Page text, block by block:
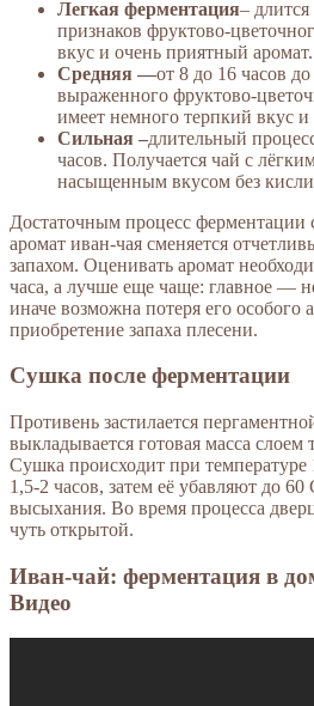
Легкая ферментация–
признаков фруктово-
вкус и очень приятный аромат.
Средняя —от 8 до 16 часов
выраженного фруктово-
имеет немного терпкий вкус
Сильная –длительный
часов. Получается чай с
насыщенным вкусом без
Достаточным процесс ферментации
аромат иван-чая сменяется
запахом. Оценивать аромат
часа, а лучше еще чаще: главное —
иначе возможна потеря его особого
приобретение запаха плесени.
Сушка после ферментации
Противень застилается
выкладывается готовая масса
Сушка происходит при температуре
1,5-2 часов, затем её убавляют до 60
высыхания. Во время процесса
чуть открытой.
Иван-чай: ферментация в
Видео